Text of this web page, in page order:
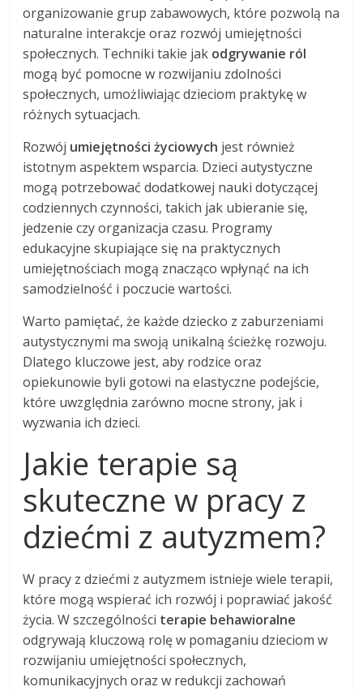
organizowanie grup zabawowych, które pozwolą na
naturalne interakcje oraz rozwój umiejętności
społecznych. Techniki takie jak odgrywanie ról
mogą być pomocne w rozwijaniu zdolności
społecznych, umożliwiając dzieciom praktykę w
różnych sytuacjach.
Rozwój umiejętności życiowych jest również
istotnym aspektem wsparcia. Dzieci autystyczne
mogą potrzebować dodatkowej nauki dotyczącej
codziennych czynności, takich jak ubieranie się,
jedzenie czy organizacja czasu. Programy
edukacyjne skupiające się na praktycznych
umiejętnościach mogą znacząco wpłynąć na ich
samodzielność i poczucie wartości.
Warto pamiętać, że każde dziecko z zaburzeniami
autystycznymi ma swoją unikalną ścieżkę rozwoju.
Dlatego kluczowe jest, aby rodzice oraz
opiekunowie byli gotowi na elastyczne podejście,
które uwzględnia zarówno mocne strony, jak i
wyzwania ich dzieci.
Jakie terapie są
skuteczne w pracy z
dziećmi z autyzmem?
W pracy z dziećmi z autyzmem istnieje wiele terapii,
które mogą wspierać ich rozwój i poprawiać jakość
życia. W szczególności terapie behawioralne
odgrywają kluczową rolę w pomaganiu dzieciom w
rozwijaniu umiejętności społecznych,
komunikacyjnych oraz w redukcji zachowań